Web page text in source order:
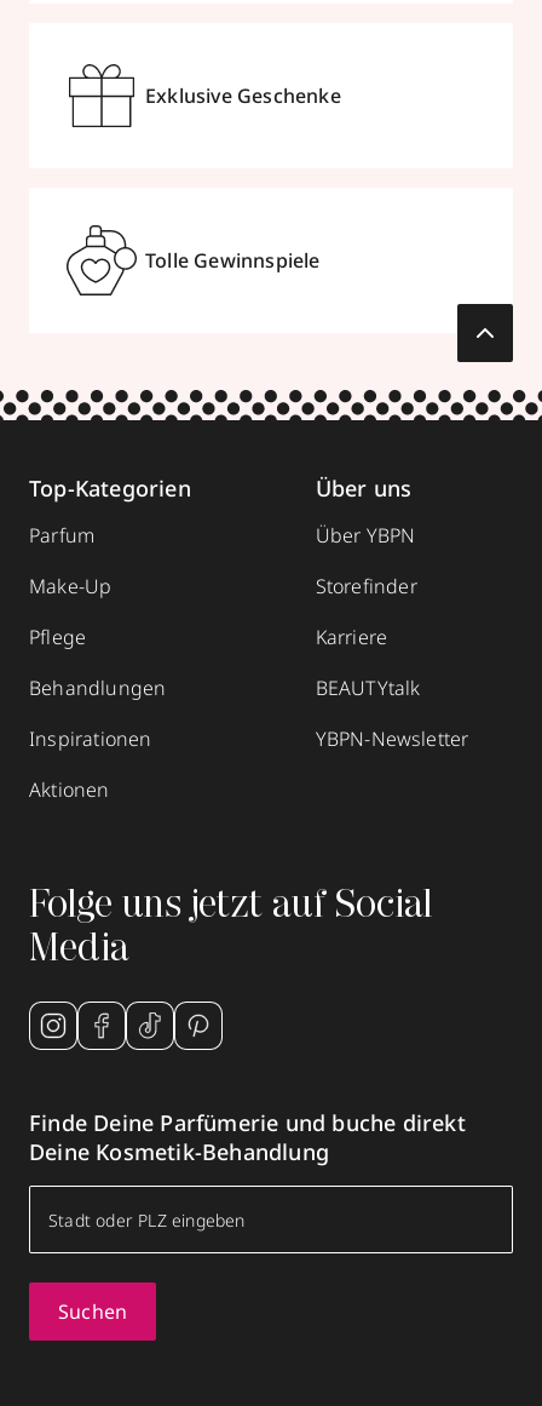
Exklusive Geschenke
Tolle Gewinnspiele
Top-Kategorien
Parfum
Make-Up
Pflege
Behandlungen
Inspirationen
Aktionen
Über uns
Über YBPN
Storefinder
Karriere
BEAUTYtalk
YBPN-Newsletter
Folge uns jetzt auf Social
Media
Finde Deine Parfümerie und buche direkt
Deine Kosmetik-Behandlung
Suchen